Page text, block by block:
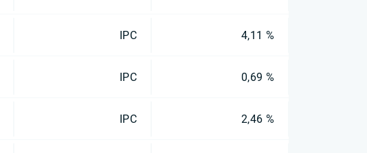
IPC 4,11 %
IPC 0,69 %
IPC 2,46 %